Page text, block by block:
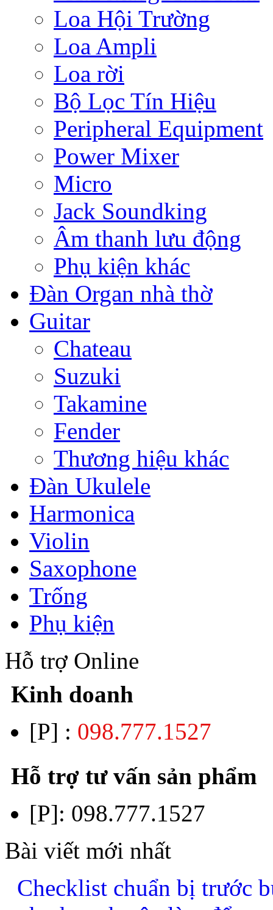
Loa Hội Trường
Loa Ampli
Loa rời
Bộ Lọc Tín Hiệu
Peripheral Equipment
Power Mixer
Micro
Jack Soundking
Âm thanh lưu động
Phụ kiện khác
Đàn Organ nhà thờ
Guitar
Chateau
Suzuki
Takamine
Fender
Thương hiệu khác
Đàn Ukulele
Harmonica
Violin
Saxophone
Trống
Phụ kiện
Hỗ trợ Online
Kinh doanh
[P] : 098.777.1527
Hỗ trợ tư vấn sản phẩm
[P]: 098.777.1527
Bài viết mới nhất
Checklist chuẩn bị trước